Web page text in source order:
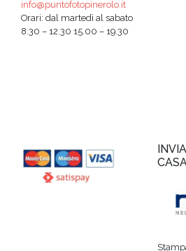
info@puntofotopinerolo.it
Orari: dal martedì al sabato
8.30 – 12.30 15.00 – 19.30